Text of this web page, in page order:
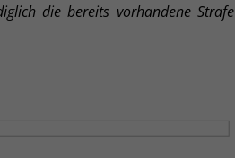
die bereits vorhandene Strafe